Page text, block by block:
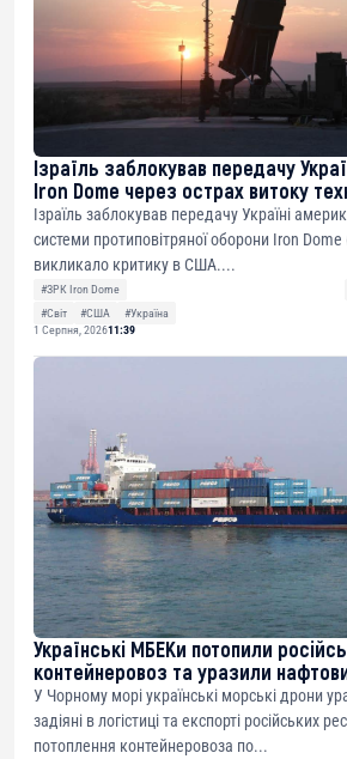
Ізраїль заблокував передачу
Iron Dome через острах витоку
Ізраїль заблокував передачу Україні
системи протиповітряної оборони Iron
викликало критику в США....
#ЗРК Iron Dome
#Світ
#США
#Україна
1 Серпня, 202611:39
Українські МБЕКи потопили
контейнеровоз та уразили
У Чорному морі українські морські дрони
задіяні в логістиці та експорті російських
потоплення контейнеровоза по...